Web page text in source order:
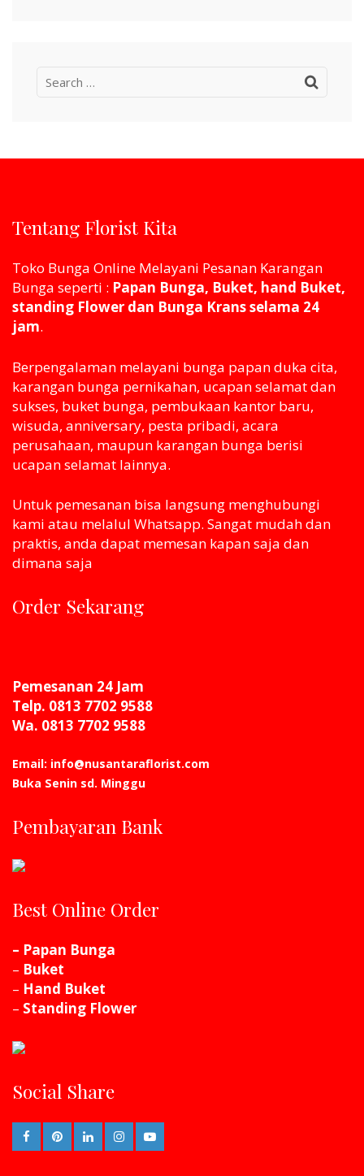
Search
Tentang Florist Kita
Toko Bunga Online Melayani Pesanan Karangan
Bunga seperti : Papan Bunga, Buket, hand Buket,
standing Flower dan Bunga Krans selama 24
jam.
Berpengalaman melayani bunga papan duka cita,
karangan bunga pernikahan, ucapan selamat dan
sukses, buket bunga, pembukaan kantor baru,
wisuda, anniversary, pesta pribadi, acara
perusahaan, maupun karangan bunga berisi
ucapan selamat lainnya.
Untuk pemesanan bisa langsung menghubungi
kami atau melaluI Whatsapp. Sangat mudah dan
praktis, anda dapat memesan kapan saja dan
dimana saja
Order Sekarang
Pemesanan 24 Jam
Telp. 0813 7702 9588
Wa. 0813 7702 9588
Email: info@nusantaraflorist.com
Buka Senin sd. Minggu
Pembayaran Bank
Best Online Order
– Papan Bunga
– Buket
– Hand Buket
– Standing Flower
Social Share